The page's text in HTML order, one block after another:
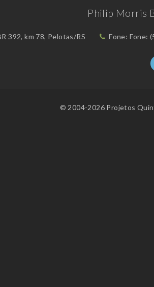
Philip Morris
392, km 78, Pelotas/RS Fone: Fone:
© 2004-2026 Projetos